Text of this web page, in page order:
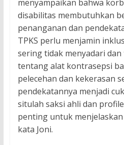
menyampaikan bahwa
disabilitas membutuhkan
penanganan dan
TPKS perlu menjamin
sering tidak menyadari
tentang alat kontrasepsi
pelecehan dan kekerasan
pendekatannya menjadi
situlah saksi ahli dan
penting untuk
kata Joni.